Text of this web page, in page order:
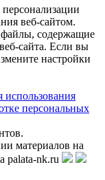
веб-сайтом.
файлы, содержащие
сайта. Если вы
настройки
использования
персональных
материалов на
palata-nk.ru